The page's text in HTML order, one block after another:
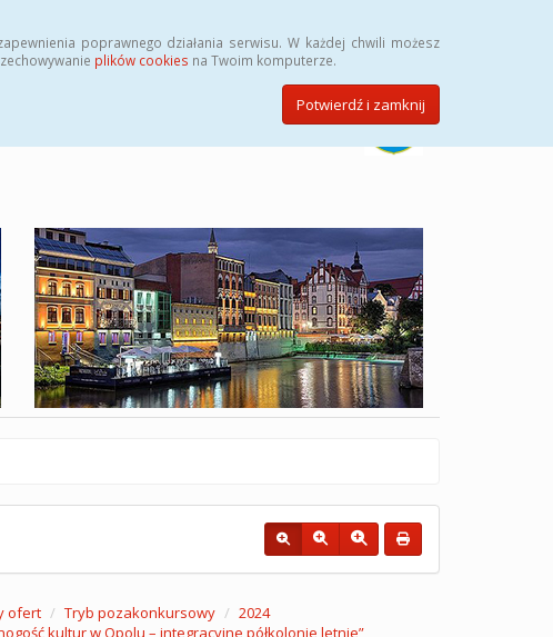
poprawnego działania serwisu. W każdej chwili możesz
plików cookies na Twoim komputerze.
Potwierdź i zamknij
ofert Tryb pozakonkursowy
2024
kultur w Opolu – integracyjne półkolonie letnie”